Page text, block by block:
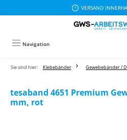
VERSAND
Navigation
Sie sind hier: Klebebänder Gewebebänder /
tesaband 4651 Premium
mm, rot